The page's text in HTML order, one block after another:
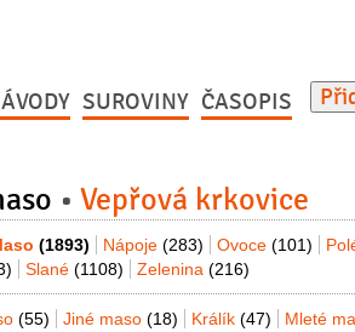
SUROVINY ČASOPIS
Vepřová krkovice
(1893) Nápoje (283) Ovoce (101)
Slané (1108) Zelenina (216)
(55) Jiné maso (18) Králík (47)
Mleté